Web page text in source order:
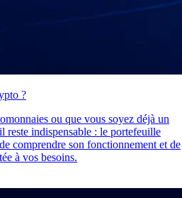
?
ou que vous soyez déjà un
reste indispensable : le portefeuille
comprendre son fonctionnement et de
à vos besoins.